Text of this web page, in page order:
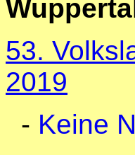
53.
2019
- Keine